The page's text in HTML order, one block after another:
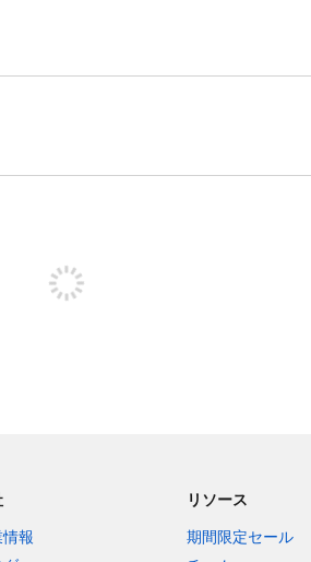
報
リソース
期間限定セール